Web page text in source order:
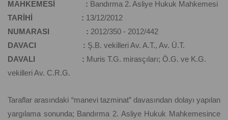
MAHKEMESİ : Bandırma 2. Asliye Hukuk Mahkemesi
TARİHİ : 13/12/2012
NUMARASI : 2012/350 - 2012/442
DAVACI : Ş.B. vekilleri Av. A.T., Av. Ü.T.
DAVALI : Muris T.G. mirasçıları; Ö.G. ve K.G.
vekilleri Av. C.R.G.
Taraflar arasındaki “manevi tazminat” davasından dolayı yapılan
yargılama sonunda; Bandırma 2. Asliye Hukuk Mahkemesince